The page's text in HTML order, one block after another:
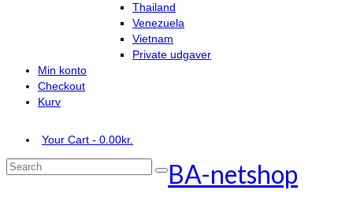
Thailand
Venezuela
Vietnam
Private udgaver
Min konto
Checkout
Kurv
Your Cart - 0.00kr.
Search
BA-netshop